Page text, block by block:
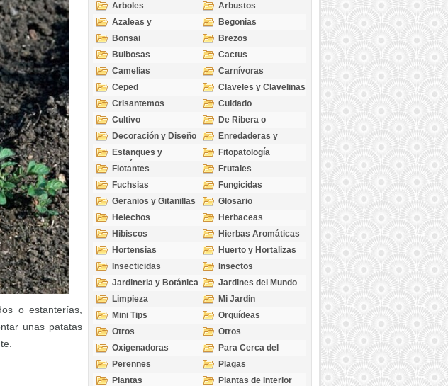
o estanterías,
unas patatas
Arboles
Arbustos
Azaleas y
Rododendros
Begonias
Bonsai
Brezos
Bulbosas
Cactus
Camelias
Carnívoras
Ceped
Claveles y Clavelinas
Crisantemos
Cuidado
Cultivo
De Ribera o
Palustres
Decoración y Diseño
Enredaderas y
cubresuelos
Estanques y
Acuáticas
Fitopatología
Flotantes
Frutales
Fuchsias
Fungicidas
Geranios y Gitanillas
Glosario
Helechos
Herbaceas
Hibiscos
Hierbas Aromáticas
Hortensias
Huerto y Hortalizas
Insecticidas
Insectos
Jardineria y Botánica
Jardines del Mundo
Limpieza
Mi Jardin
Mini Tips
Orquídeas
Otros
Otros
Oxigenadoras
Para Cerca del
Estanque
Perennes
Plagas
Plantas
Plantas de Interior